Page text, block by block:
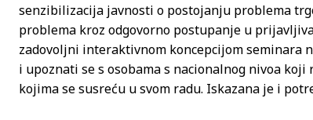
senzibilizacija javnosti o postojanju problema
problema kroz odgovorno postupanje u
zadovoljni interaktivnom koncepcijom
i upoznati se s osobama s nacionalnog nivoa
kojima se susreću u svom radu. Iskazana je i